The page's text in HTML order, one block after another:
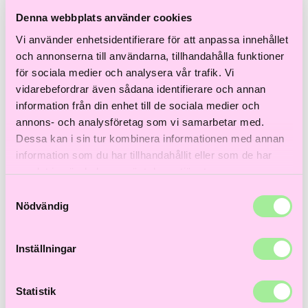
Denna webbplats använder cookies
Vi använder enhetsidentifierare för att anpassa innehållet
och annonserna till användarna, tillhandahålla funktioner
för sociala medier och analysera vår trafik. Vi
vidarebefordrar även sådana identifierare och annan
information från din enhet till de sociala medier och
annons- och analysföretag som vi samarbetar med.
Dessa kan i sin tur kombinera informationen med annan
information som du har tillhandahållit eller som de har
samlat in när du har använt deras tjänster.
Nödvändig
Inställningar
Statistik
Color Wow
Insta Wow Dry Schampo
399kr
Lägg i varukorg